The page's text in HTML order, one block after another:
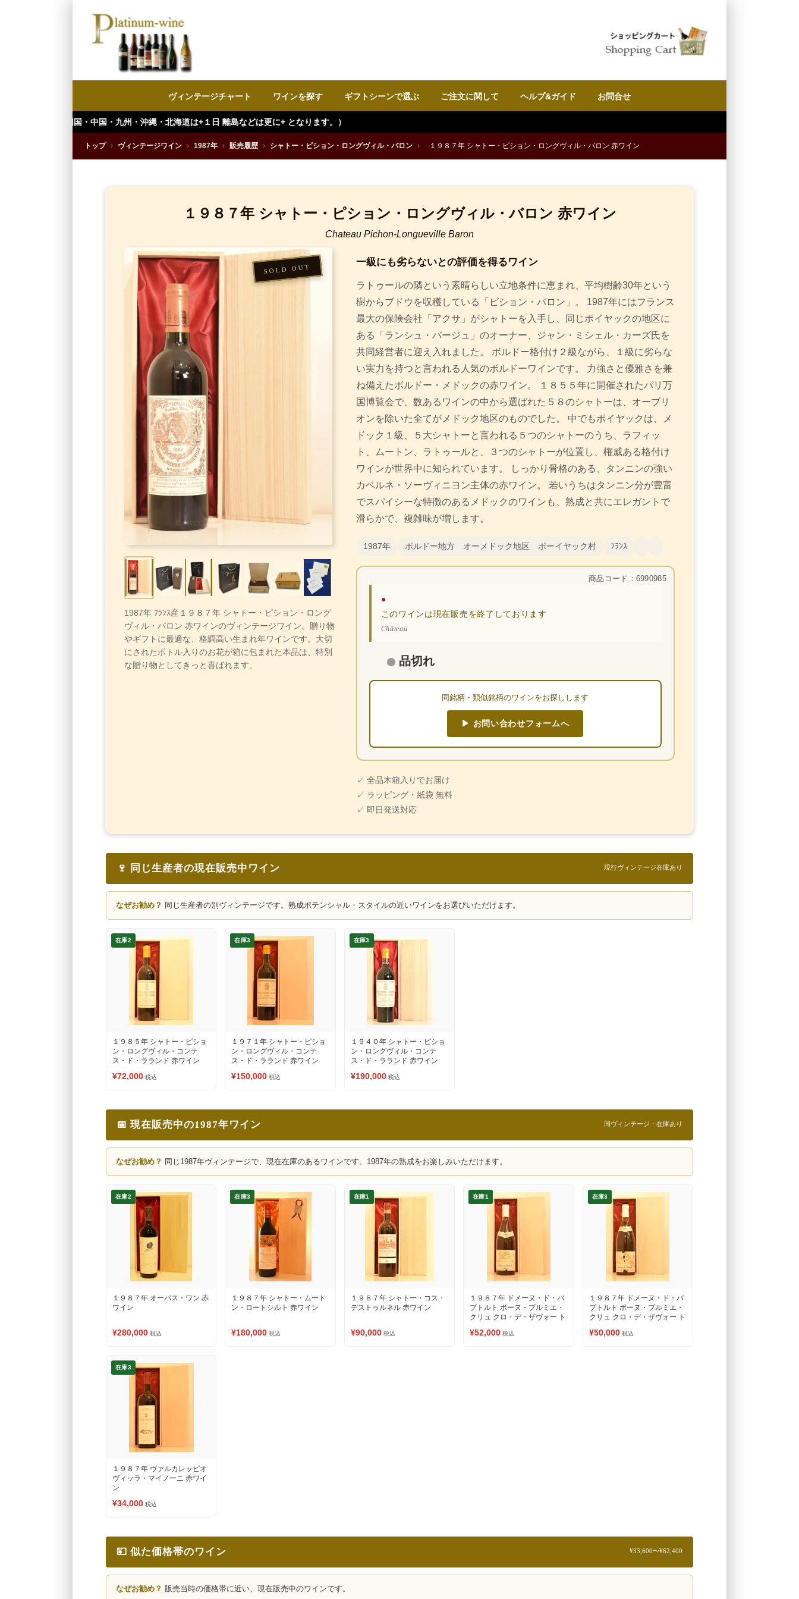
ヴィンテージチャート ワインを探す ギフトシーンで選ぶ ご注文に関して ヘルプ&ガイド お問合せ
・九州・沖縄・北海道は+１日 離島などは更に+ となります。）
トップ › ヴィンテージワイン › 1987年 › 販売履歴 › シャトー・ピション・ロングヴィル・バロン › １９８７年 シャトー・ピション・ロングヴィル・バロン 赤ワイン
１９８７年 シャトー・ピション・ロングヴィル・バロン 赤ワイン
Chateau Pichon-Longueville Baron
1987年 ﾌﾗﾝｽ産１９８７年 シャトー・ピション・ロング
ヴィル・バロン 赤ワインのヴィンテージワイン。贈り物
やギフトに最適な、格調高い生まれ年ワインです。大切
にされたボトル入りのお花が箱に包まれた本品は、特別
な贈り物としてきっと喜ばれます。
一級にも劣らないとの評価を得るワイン
ラトゥールの隣という素晴らしい立地条件に恵まれ、平均樹齢30年という
樹からブドウを収穫している「ピション・バロン」。 1987年にはフランス
最大の保険会社「アクサ」がシャトーを入手し、同じポイヤックの地区に
ある「ランシュ・バージュ」のオーナー、ジャン・ミシェル・カーズ氏を
共同経営者に迎え入れました。 ボルドー格付け２級ながら、１級に劣らな
い実力を持つと言われる人気のボルドーワインです。 力強さと優雅さを兼
ね備えたボルドー・メドックの赤ワイン。 １８５５年に開催されたパリ万
国博覧会で、数あるワインの中から選ばれた５８のシャトーは、オーブリ
オンを除いた全てがメドック地区のものでした。 中でもポイヤックは、メ
ドック１級、５大シャトーと言われる５つのシャトーのうち、ラフィッ
ト、ムートン、ラトゥールと、３つのシャトーが位置し、権威ある格付け
ワインが世界中に知られています。 しっかり骨格のある、タンニンの強い
カベルネ・ソーヴィニヨン主体の赤ワイン。 若いうちはタンニン分が豊富
でスパイシーな特徴のあるメドックのワインも、熟成と共にエレガントで
滑らかで、複雑味が増します。
1987年 ボルドー地方 オーメドック地区 ポーイヤック村 ﾌﾗﾝｽ
商品コード：6990985
●
このワインは現在販売を終了しております
Château
品切れ
同銘柄・類似銘柄のワインをお探しします
▶ お問い合わせフォームへ
✓ 全品木箱入りでお届け
✓ ラッピング・紙袋 無料
✓ 即日発送対応
🍷 同じ生産者の現在販売中ワイン 現行ヴィンテージ在庫あり
なぜお勧め？ 同じ生産者の別ヴィンテージです。熟成ポテンシャル・スタイルの近いワインをお選びいただけます。
在庫2
１９８５年 シャトー・ピショ
ン・ロングヴィル・コンテ
ス・ド・ラランド 赤ワイン
¥72,000 税込
在庫3
１９７１年 シャトー・ピショ
ン・ロングヴィル・コンテ
ス・ド・ラランド 赤ワイン
¥150,000 税込
在庫3
１９４０年 シャトー・ピショ
ン・ロングヴィル・コンテ
ス・ド・ラランド 赤ワイン
¥190,000 税込
📅 現在販売中の1987年ワイン 同ヴィンテージ・在庫あり
なぜお勧め？ 同じ1987年ヴィンテージで、現在在庫のあるワインです。1987年の熟成をお楽しみいただけます。
在庫2
１９８７年 オーパス・ワン 赤
ワイン
¥280,000 税込
在庫3
１９８７年 シャトー・ムート
ン・ロートシルト 赤ワイン
¥180,000 税込
在庫1
１９８７年 シャトー・コス・
デストゥルネル 赤ワイン
¥90,000 税込
在庫1
１９８７年 ドメーヌ・ド・バ
プトルト ボーヌ・プルミエ・
クリュ クロ・デ・ザヴォー ト
さい②） 赤ワイン
¥52,000 税込
在庫3
１９８７年 ドメーヌ・ド・バ
プトルト ボーヌ・プルミエ・
クリュ クロ・デ・ザヴォー ト
さい①） 赤ワイン
¥50,000 税込
在庫3
１９８７年 ヴァルカレッピオ
ヴィッラ・マイノーニ 赤ワイ
ン
¥34,000 税込
💴 似た価格帯のワイン ¥33,600〜¥62,400
なぜお勧め？ 販売当時の価格帯に近い、現在販売中のワインです。